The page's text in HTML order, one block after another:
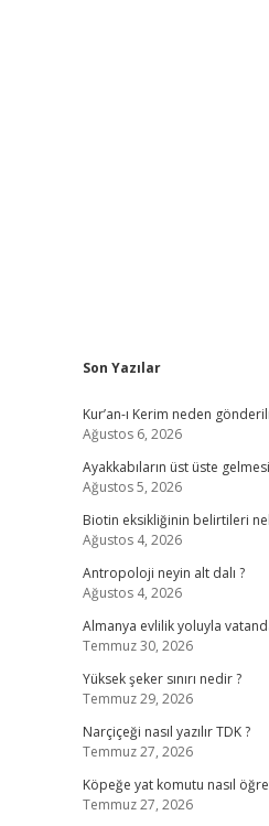
Sidebar
Son Yazılar
Kur’an-ı Kerim neden
Ağustos 6, 2026
Ayakkabıların üst üste
Ağustos 5, 2026
Biotin eksikliğinin belirtileri
Ağustos 4, 2026
Antropoloji neyin alt dalı ?
Ağustos 4, 2026
Almanya evlilik yoluyla
Temmuz 30, 2026
Yüksek şeker sınırı nedir ?
Temmuz 29, 2026
Narçiçeği nasıl yazılır TDK ?
Temmuz 27, 2026
Köpeğe yat komutu nasıl
Temmuz 27, 2026